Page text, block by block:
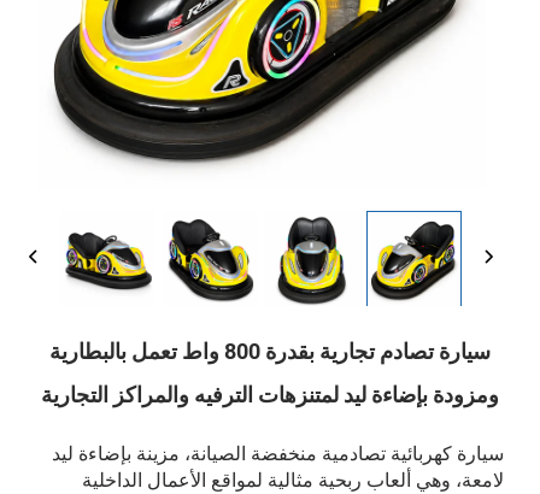
سيارة تصادم تجارية بقدرة 800 واط تعمل بالبطارية
ومزودة بإضاءة ليد لمتنزهات الترفيه والمراكز التجارية
سيارة كهربائية تصادمية منخفضة الصيانة، مزينة بإضاءة ليد
لامعة، وهي ألعاب ربحية مثالية لمواقع الأعمال الداخلية